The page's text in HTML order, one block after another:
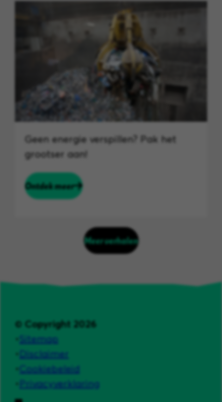
Geen energie verspillen? Pak het
grootser aan!
Ontdek meer
Meer verhalen
© Copyright 2026
Sitemap
Disclaimer
Cookiebeleid
Privacyverklaring